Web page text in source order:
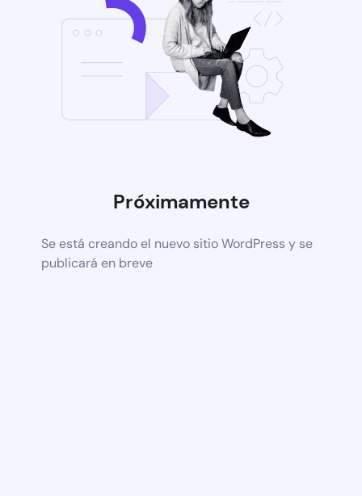
Próximamente
Se está creando el nuevo sitio WordPress y se
publicará en breve